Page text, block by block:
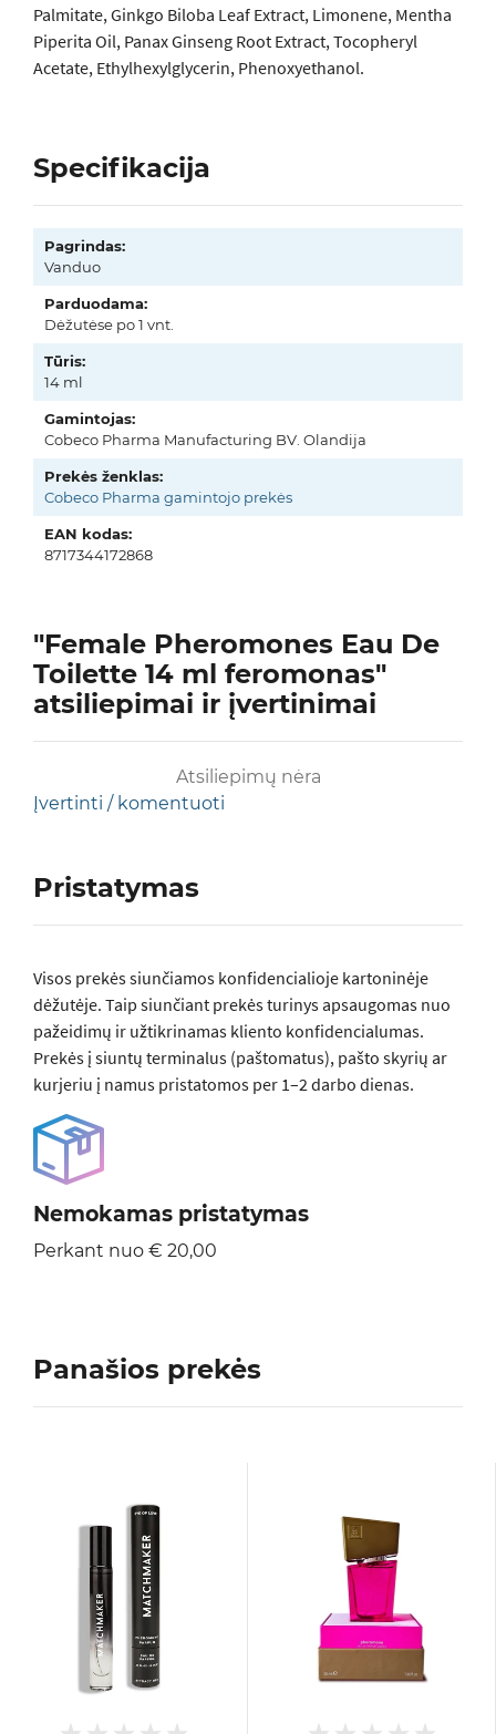
Palmitate, Ginkgo Biloba Leaf Extract, Limonene, Mentha
Piperita Oil, Panax Ginseng Root Extract, Tocopheryl
Acetate, Ethylhexylglycerin, Phenoxyethanol.
Specifikacija
Pagrindas:
Vanduo
Parduodama:
Dėžutėse po 1 vnt.
Tūris:
14 ml
Gamintojas:
Cobeco Pharma Manufacturing BV. Olandija
Prekės ženklas:
Cobeco Pharma gamintojo prekės
EAN kodas:
8717344172868
"Female Pheromones Eau De
Toilette 14 ml feromonas"
atsiliepimai ir įvertinimai
Atsiliepimų nėra
Įvertinti / komentuoti
Pristatymas
Visos prеkės siunčiamos konfidencialioje kartoninėje
dėžutėje. Taip siunčiant prekės turinys apsaugomas nuo
pažeidimų ir užtikrinamas kliento konfidencialumas.
Prekės į siuntų terminalus (paštomatus), pašto skyrių ar
kurjeriu į namus pristatomos per 1–2 darbo dienas.
Nemokamas pristatymas
Perkant nuo € 20,00
Panašios prekės